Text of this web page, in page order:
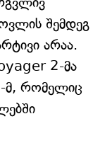
შემდეგ
არაა.
2-მა
მ, რომელიც